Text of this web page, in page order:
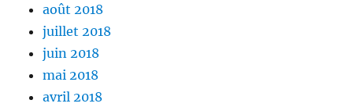
août 2018
juillet 2018
juin 2018
mai 2018
avril 2018